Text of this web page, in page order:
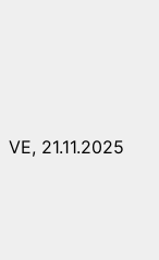
VE, 21.11.2025